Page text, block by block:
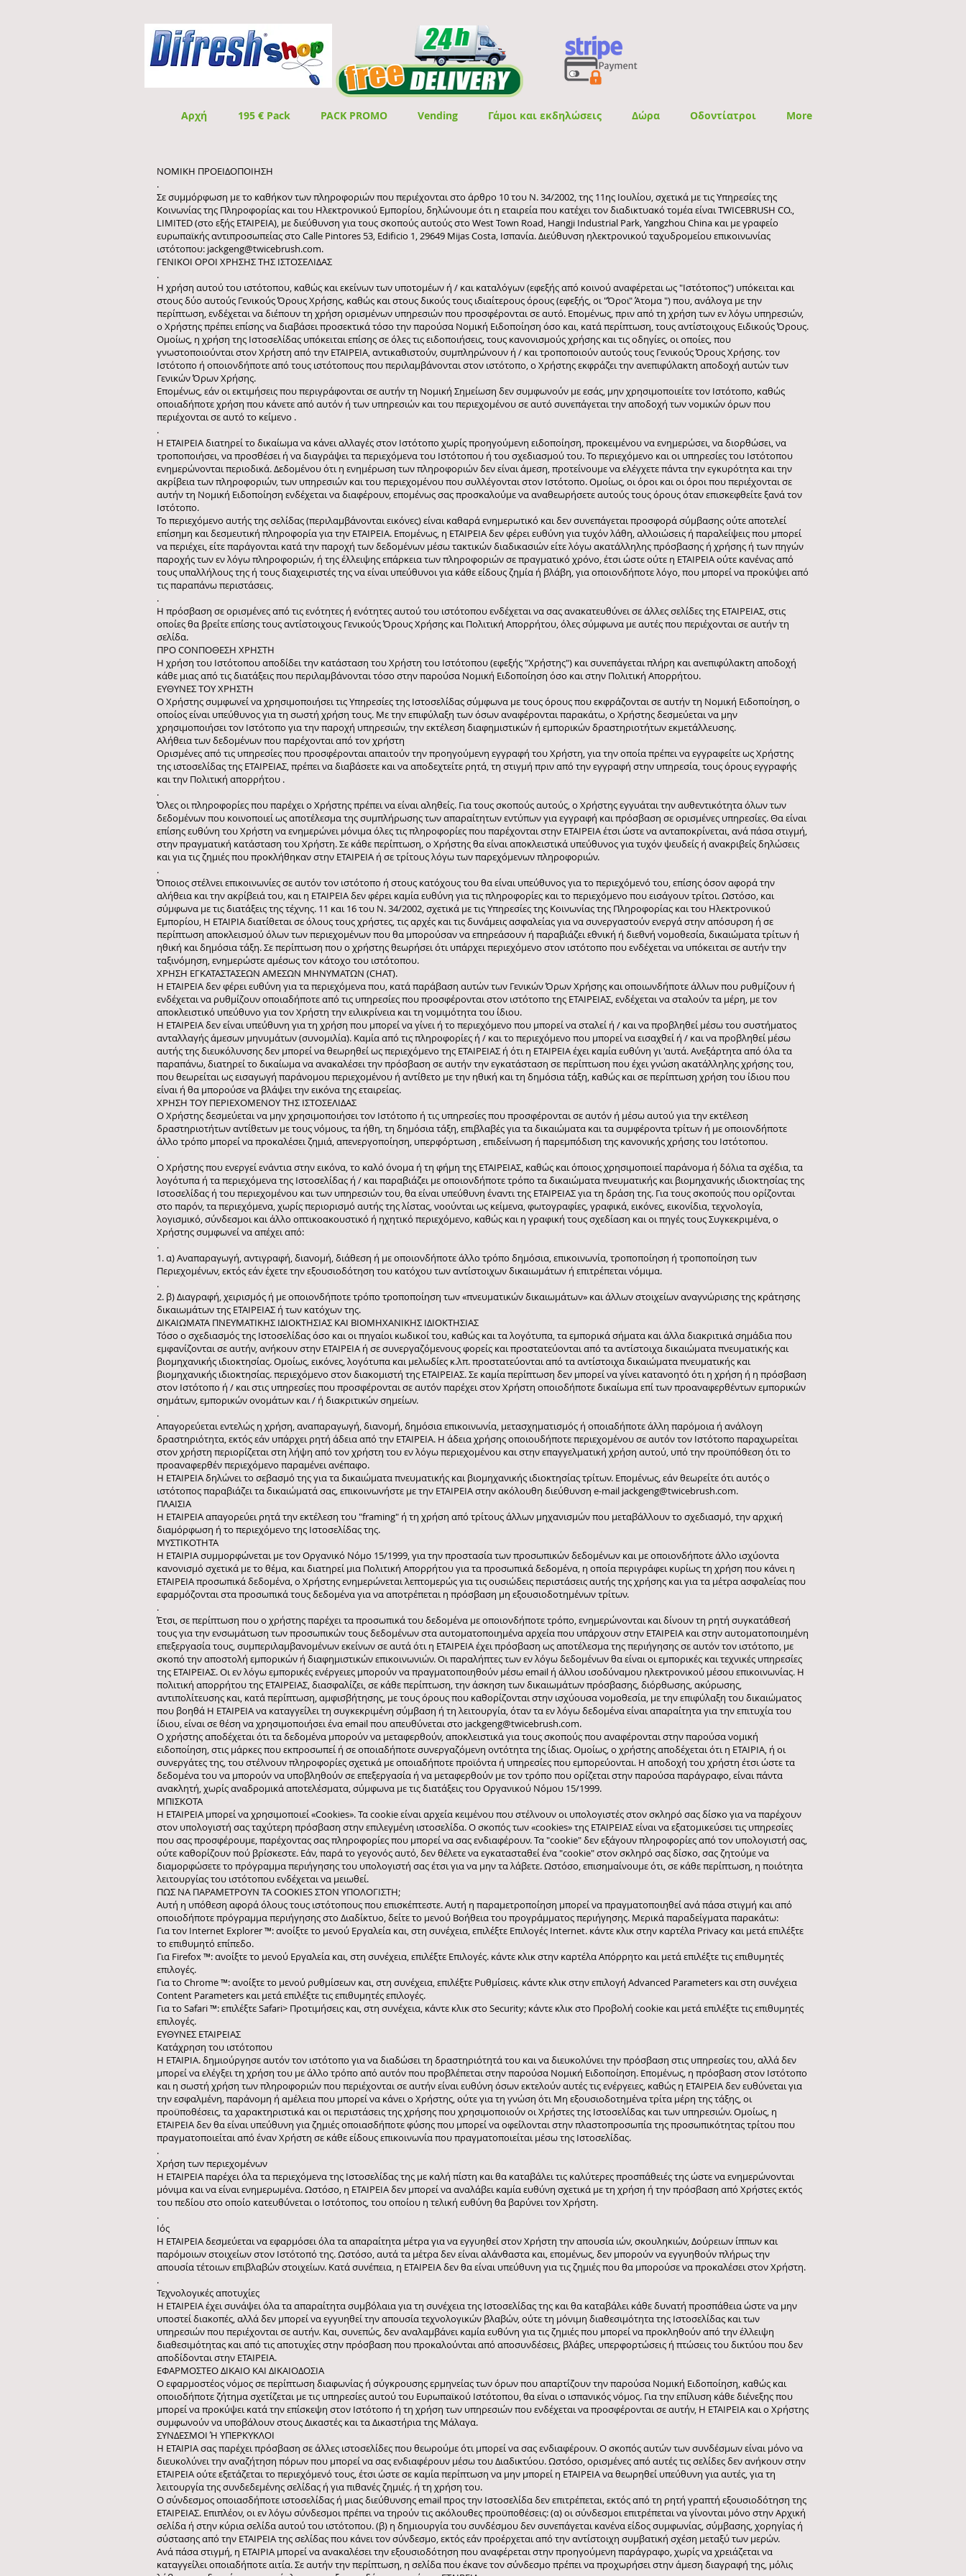
Αρχή 195 € Pack PACK PROMO Vending Γάμοι και εκδηλώσεις Δώρα Οδοντίατροι More
ΝΟΜΙΚΗ ΠΡΟΕΙΔΟΠΟΙΗΣΗ
.
Σε συμμόρφωση με το καθήκον των πληροφοριών που περιέχονται στο άρθρο 10 του Ν. 34/2002, της 11ης Ιουλίου, σχετικά με τις Υπηρεσίες της
Κοινωνίας της Πληροφορίας και του Ηλεκτρονικού Εμπορίου, δηλώνουμε ότι η εταιρεία που κατέχει τον διαδικτυακό τομέα είναι TWICEBRUSH CO.,
LIMITED (στο εξής ΕΤΑΙΡΕΙΑ), με διεύθυνση για τους σκοπούς αυτούς στο West Town Road, Hangji Industrial Park, Yangzhou China και με γραφείο
ευρωπαϊκής αντιπροσωπείας στο Calle Pintores 53, Edificio 1, 29649 Mijas Costa, Ισπανία. Διεύθυνση ηλεκτρονικού ταχυδρομείου επικοινωνίας
ιστότοπου: jackgeng@twicebrush.com.
ΓΕΝΙΚΟΙ ΟΡΟΙ ΧΡΗΣΗΣ ΤΗΣ ΙΣΤΟΣΕΛΙΔΑΣ
.
Η χρήση αυτού του ιστότοπου, καθώς και εκείνων των υποτομέων ή / και καταλόγων (εφεξής από κοινού αναφέρεται ως "Ιστότοπος") υπόκειται και
στους δύο αυτούς Γενικούς Όρους Χρήσης, καθώς και στους δικούς τους ιδιαίτερους όρους (εφεξής, οι "Όροι" Άτομα ") που, ανάλογα με την
περίπτωση, ενδέχεται να διέπουν τη χρήση ορισμένων υπηρεσιών που προσφέρονται σε αυτό. Επομένως, πριν από τη χρήση των εν λόγω υπηρεσιών,
ο Χρήστης πρέπει επίσης να διαβάσει προσεκτικά τόσο την παρούσα Νομική Ειδοποίηση όσο και, κατά περίπτωση, τους αντίστοιχους Ειδικούς Όρους.
Ομοίως, η χρήση της Ιστοσελίδας υπόκειται επίσης σε όλες τις ειδοποιήσεις, τους κανονισμούς χρήσης και τις οδηγίες, οι οποίες, που
γνωστοποιούνται στον Χρήστη από την ΕΤΑΙΡΕΙΑ, αντικαθιστούν, συμπληρώνουν ή / και τροποποιούν αυτούς τους Γενικούς Όρους Χρήσης. τον
Ιστότοπο ή οποιονδήποτε από τους ιστότοπους που περιλαμβάνονται στον ιστότοπο, ο Χρήστης εκφράζει την ανεπιφύλακτη αποδοχή αυτών των
Γενικών Όρων Χρήσης.
Επομένως, εάν οι εκτιμήσεις που περιγράφονται σε αυτήν τη Νομική Σημείωση δεν συμφωνούν με εσάς, μην χρησιμοποιείτε τον Ιστότοπο, καθώς
οποιαδήποτε χρήση που κάνετε από αυτόν ή των υπηρεσιών και του περιεχομένου σε αυτό συνεπάγεται την αποδοχή των νομικών όρων που
περιέχονται σε αυτό το κείμενο .
.
Η ΕΤΑΙΡΕΙΑ διατηρεί το δικαίωμα να κάνει αλλαγές στον Ιστότοπο χωρίς προηγούμενη ειδοποίηση, προκειμένου να ενημερώσει, να διορθώσει, να
τροποποιήσει, να προσθέσει ή να διαγράψει τα περιεχόμενα του Ιστότοπου ή του σχεδιασμού του. Το περιεχόμενο και οι υπηρεσίες του Ιστότοπου
ενημερώνονται περιοδικά. Δεδομένου ότι η ενημέρωση των πληροφοριών δεν είναι άμεση, προτείνουμε να ελέγχετε πάντα την εγκυρότητα και την
ακρίβεια των πληροφοριών, των υπηρεσιών και του περιεχομένου που συλλέγονται στον Ιστότοπο. Ομοίως, οι όροι και οι όροι που περιέχονται σε
αυτήν τη Νομική Ειδοποίηση ενδέχεται να διαφέρουν, επομένως σας προσκαλούμε να αναθεωρήσετε αυτούς τους όρους όταν επισκεφθείτε ξανά τον
Ιστότοπο.
Το περιεχόμενο αυτής της σελίδας (περιλαμβάνονται εικόνες) είναι καθαρά ενημερωτικό και δεν συνεπάγεται προσφορά σύμβασης ούτε αποτελεί
επίσημη και δεσμευτική πληροφορία για την ΕΤΑΙΡΕΙΑ. Επομένως, η ΕΤΑΙΡΕΙΑ δεν φέρει ευθύνη για τυχόν λάθη, αλλοιώσεις ή παραλείψεις που μπορεί
να περιέχει, είτε παράγονται κατά την παροχή των δεδομένων μέσω τακτικών διαδικασιών είτε λόγω ακατάλληλης πρόσβασης ή χρήσης ή των πηγών
παροχής των εν λόγω πληροφοριών, ή της έλλειψης επάρκεια των πληροφοριών σε πραγματικό χρόνο, έτσι ώστε ούτε η ΕΤΑΙΡΕΙΑ ούτε κανένας από
τους υπαλλήλους της ή τους διαχειριστές της να είναι υπεύθυνοι για κάθε είδους ζημία ή βλάβη, για οποιονδήποτε λόγο, που μπορεί να προκύψει από
τις παραπάνω περιστάσεις.
.
Η πρόσβαση σε ορισμένες από τις ενότητες ή ενότητες αυτού του ιστότοπου ενδέχεται να σας ανακατευθύνει σε άλλες σελίδες της ΕΤΑΙΡΕΙΑΣ, στις
οποίες θα βρείτε επίσης τους αντίστοιχους Γενικούς Όρους Χρήσης και Πολιτική Απορρήτου, όλες σύμφωνα με αυτές που περιέχονται σε αυτήν τη
σελίδα.
ΠΡΟ CONΠΟΘΕΣΗ ΧΡΗΣΤΗ
Η χρήση του Ιστότοπου αποδίδει την κατάσταση του Χρήστη του Ιστότοπου (εφεξής "Χρήστης") και συνεπάγεται πλήρη και ανεπιφύλακτη αποδοχή
κάθε μιας από τις διατάξεις που περιλαμβάνονται τόσο στην παρούσα Νομική Ειδοποίηση όσο και στην Πολιτική Απορρήτου.
ΕΥΘΥΝΕΣ ΤΟΥ ΧΡΗΣΤΗ
Ο Χρήστης συμφωνεί να χρησιμοποιήσει τις Υπηρεσίες της Ιστοσελίδας σύμφωνα με τους όρους που εκφράζονται σε αυτήν τη Νομική Ειδοποίηση, ο
οποίος είναι υπεύθυνος για τη σωστή χρήση τους. Με την επιφύλαξη των όσων αναφέρονται παρακάτω, ο Χρήστης δεσμεύεται να μην
χρησιμοποιήσει τον Ιστότοπο για την παροχή υπηρεσιών, την εκτέλεση διαφημιστικών ή εμπορικών δραστηριοτήτων εκμετάλλευσης.
Αλήθεια των δεδομένων που παρέχονται από τον χρήστη
Ορισμένες από τις υπηρεσίες που προσφέρονται απαιτούν την προηγούμενη εγγραφή του Χρήστη, για την οποία πρέπει να εγγραφείτε ως Χρήστης
της ιστοσελίδας της ΕΤΑΙΡΕΙΑΣ, πρέπει να διαβάσετε και να αποδεχτείτε ρητά, τη στιγμή πριν από την εγγραφή στην υπηρεσία, τους όρους εγγραφής
και την Πολιτική απορρήτου .
.
Όλες οι πληροφορίες που παρέχει ο Χρήστης πρέπει να είναι αληθείς. Για τους σκοπούς αυτούς, ο Χρήστης εγγυάται την αυθεντικότητα όλων των
δεδομένων που κοινοποιεί ως αποτέλεσμα της συμπλήρωσης των απαραίτητων εντύπων για εγγραφή και πρόσβαση σε ορισμένες υπηρεσίες. Θα είναι
επίσης ευθύνη του Χρήστη να ενημερώνει μόνιμα όλες τις πληροφορίες που παρέχονται στην ΕΤΑΙΡΕΙΑ έτσι ώστε να ανταποκρίνεται, ανά πάσα στιγμή,
στην πραγματική κατάσταση του Χρήστη. Σε κάθε περίπτωση, ο Χρήστης θα είναι αποκλειστικά υπεύθυνος για τυχόν ψευδείς ή ανακριβείς δηλώσεις
και για τις ζημιές που προκλήθηκαν στην ΕΤΑΙΡΕΙΑ ή σε τρίτους λόγω των παρεχόμενων πληροφοριών.
.
Όποιος στέλνει επικοινωνίες σε αυτόν τον ιστότοπο ή στους κατόχους του θα είναι υπεύθυνος για το περιεχόμενό του, επίσης όσον αφορά την
αλήθεια και την ακρίβειά του, και η ΕΤΑΙΡΕΙΑ δεν φέρει καμία ευθύνη για τις πληροφορίες και το περιεχόμενο που εισάγουν τρίτοι. Ωστόσο, και
σύμφωνα με τις διατάξεις της τέχνης. 11 και 16 του Ν. 34/2002, σχετικά με τις Υπηρεσίες της Κοινωνίας της Πληροφορίας και του Ηλεκτρονικού
Εμπορίου, Η ΕΤΑΙΡΙΑ διατίθεται σε όλους τους χρήστες, τις αρχές και τις δυνάμεις ασφαλείας για να συνεργαστούν ενεργά στην απόσυρση ή σε
περίπτωση αποκλεισμού όλων των περιεχομένων που θα μπορούσαν να επηρεάσουν ή παραβιάζει εθνική ή διεθνή νομοθεσία, δικαιώματα τρίτων ή
ηθική και δημόσια τάξη. Σε περίπτωση που ο χρήστης θεωρήσει ότι υπάρχει περιεχόμενο στον ιστότοπο που ενδέχεται να υπόκειται σε αυτήν την
ταξινόμηση, ενημερώστε αμέσως τον κάτοχο του ιστότοπου.
ΧΡΗΣΗ ΕΓΚΑΤΑΣΤΑΣΕΩΝ ΑΜΕΣΩΝ ΜΗΝΥΜΑΤΩΝ (CHAT).
Η ΕΤΑΙΡΕΙΑ δεν φέρει ευθύνη για τα περιεχόμενα που, κατά παράβαση αυτών των Γενικών Όρων Χρήσης και οποιωνδήποτε άλλων που ρυθμίζουν ή
ενδέχεται να ρυθμίζουν οποιαδήποτε από τις υπηρεσίες που προσφέρονται στον ιστότοπο της ΕΤΑΙΡΕΙΑΣ, ενδέχεται να σταλούν τα μέρη, με τον
αποκλειστικό υπεύθυνο για τον Χρήστη την ειλικρίνεια και τη νομιμότητα του ίδιου.
Η ΕΤΑΙΡΕΙΑ δεν είναι υπεύθυνη για τη χρήση που μπορεί να γίνει ή το περιεχόμενο που μπορεί να σταλεί ή / και να προβληθεί μέσω του συστήματος
ανταλλαγής άμεσων μηνυμάτων (συνομιλία). Καμία από τις πληροφορίες ή / και το περιεχόμενο που μπορεί να εισαχθεί ή / και να προβληθεί μέσω
αυτής της διευκόλυνσης δεν μπορεί να θεωρηθεί ως περιεχόμενο της ΕΤΑΙΡΕΙΑΣ ή ότι η ΕΤΑΙΡΕΙΑ έχει καμία ευθύνη γι 'αυτά. Ανεξάρτητα από όλα τα
παραπάνω, διατηρεί το δικαίωμα να ανακαλέσει την πρόσβαση σε αυτήν την εγκατάσταση σε περίπτωση που έχει γνώση ακατάλληλης χρήσης του,
που θεωρείται ως εισαγωγή παράνομου περιεχομένου ή αντίθετο με την ηθική και τη δημόσια τάξη, καθώς και σε περίπτωση χρήση του ίδιου που
είναι ή θα μπορούσε να βλάψει την εικόνα της εταιρείας.
ΧΡΗΣΗ ΤΟΥ ΠΕΡΙΕΧΟΜΕΝΟΥ ΤΗΣ ΙΣΤΟΣΕΛΙΔΑΣ
Ο Χρήστης δεσμεύεται να μην χρησιμοποιήσει τον Ιστότοπο ή τις υπηρεσίες που προσφέρονται σε αυτόν ή μέσω αυτού για την εκτέλεση
δραστηριοτήτων αντίθετων με τους νόμους, τα ήθη, τη δημόσια τάξη, επιβλαβές για τα δικαιώματα και τα συμφέροντα τρίτων ή με οποιονδήποτε
άλλο τρόπο μπορεί να προκαλέσει ζημιά, απενεργοποίηση, υπερφόρτωση , επιδείνωση ή παρεμπόδιση της κανονικής χρήσης του Ιστότοπου.
.
Ο Χρήστης που ενεργεί ενάντια στην εικόνα, το καλό όνομα ή τη φήμη της ΕΤΑΙΡΕΙΑΣ, καθώς και όποιος χρησιμοποιεί παράνομα ή δόλια τα σχέδια, τα
λογότυπα ή τα περιεχόμενα της Ιστοσελίδας ή / και παραβιάζει με οποιονδήποτε τρόπο τα δικαιώματα πνευματικής και βιομηχανικής ιδιοκτησίας της
Ιστοσελίδας ή του περιεχομένου και των υπηρεσιών του, θα είναι υπεύθυνη έναντι της ΕΤΑΙΡΕΙΑΣ για τη δράση της. Για τους σκοπούς που ορίζονται
στο παρόν, τα περιεχόμενα, χωρίς περιορισμό αυτής της λίστας, νοούνται ως κείμενα, φωτογραφίες, γραφικά, εικόνες, εικονίδια, τεχνολογία,
λογισμικό, σύνδεσμοι και άλλο οπτικοακουστικό ή ηχητικό περιεχόμενο, καθώς και η γραφική τους σχεδίαση και οι πηγές τους Συγκεκριμένα, ο
Χρήστης συμφωνεί να απέχει από:
.
1. α) Αναπαραγωγή, αντιγραφή, διανομή, διάθεση ή με οποιονδήποτε άλλο τρόπο δημόσια, επικοινωνία, τροποποίηση ή τροποποίηση των
Περιεχομένων, εκτός εάν έχετε την εξουσιοδότηση του κατόχου των αντίστοιχων δικαιωμάτων ή επιτρέπεται νόμιμα.
.
2. β) Διαγραφή, χειρισμός ή με οποιονδήποτε τρόπο τροποποίηση των «πνευματικών δικαιωμάτων» και άλλων στοιχείων αναγνώρισης της κράτησης
δικαιωμάτων της ΕΤΑΙΡΕΙΑΣ ή των κατόχων της.
ΔΙΚΑΙΩΜΑΤΑ ΠΝΕΥΜΑΤΙΚΗΣ ΙΔΙΟΚΤΗΣΙΑΣ ΚΑΙ ΒΙΟΜΗΧΑΝΙΚΗΣ ΙΔΙΟΚΤΗΣΙΑΣ
Τόσο ο σχεδιασμός της Ιστοσελίδας όσο και οι πηγαίοι κωδικοί του, καθώς και τα λογότυπα, τα εμπορικά σήματα και άλλα διακριτικά σημάδια που
εμφανίζονται σε αυτήν, ανήκουν στην ΕΤΑΙΡΕΙΑ ή σε συνεργαζόμενους φορείς και προστατεύονται από τα αντίστοιχα δικαιώματα πνευματικής και
βιομηχανικής ιδιοκτησίας. Ομοίως, εικόνες, λογότυπα και μελωδίες κ.λπ. προστατεύονται από τα αντίστοιχα δικαιώματα πνευματικής και
βιομηχανικής ιδιοκτησίας. περιεχόμενο στον διακομιστή της ΕΤΑΙΡΕΙΑΣ. Σε καμία περίπτωση δεν μπορεί να γίνει κατανοητό ότι η χρήση ή η πρόσβαση
στον Ιστότοπο ή / και στις υπηρεσίες που προσφέρονται σε αυτόν παρέχει στον Χρήστη οποιοδήποτε δικαίωμα επί των προαναφερθέντων εμπορικών
σημάτων, εμπορικών ονομάτων και / ή διακριτικών σημείων.
.
Απαγορεύεται εντελώς η χρήση, αναπαραγωγή, διανομή, δημόσια επικοινωνία, μετασχηματισμός ή οποιαδήποτε άλλη παρόμοια ή ανάλογη
δραστηριότητα, εκτός εάν υπάρχει ρητή άδεια από την ΕΤΑΙΡΕΙΑ. Η άδεια χρήσης οποιουδήποτε περιεχομένου σε αυτόν τον Ιστότοπο παραχωρείται
στον χρήστη περιορίζεται στη λήψη από τον χρήστη του εν λόγω περιεχομένου και στην επαγγελματική χρήση αυτού, υπό την προϋπόθεση ότι το
προαναφερθέν περιεχόμενο παραμένει ανέπαφο.
Η ΕΤΑΙΡΕΙΑ δηλώνει το σεβασμό της για τα δικαιώματα πνευματικής και βιομηχανικής ιδιοκτησίας τρίτων. Επομένως, εάν θεωρείτε ότι αυτός ο
ιστότοπος παραβιάζει τα δικαιώματά σας, επικοινωνήστε με την ΕΤΑΙΡΕΙΑ στην ακόλουθη διεύθυνση e-mail jackgeng@twicebrush.com.
ΠΛΑΙΣΙΑ
Η ΕΤΑΙΡΕΙΑ απαγορεύει ρητά την εκτέλεση του "framing" ή τη χρήση από τρίτους άλλων μηχανισμών που μεταβάλλουν το σχεδιασμό, την αρχική
διαμόρφωση ή το περιεχόμενο της Ιστοσελίδας της.
ΜΥΣΤΙΚΟΤΗΤΑ
Η ΕΤΑΙΡΙΑ συμμορφώνεται με τον Οργανικό Νόμο 15/1999, για την προστασία των προσωπικών δεδομένων και με οποιονδήποτε άλλο ισχύοντα
κανονισμό σχετικά με το θέμα, και διατηρεί μια Πολιτική Απορρήτου για τα προσωπικά δεδομένα, η οποία περιγράφει κυρίως τη χρήση που κάνει η
ΕΤΑΙΡΕΙΑ προσωπικά δεδομένα, ο Χρήστης ενημερώνεται λεπτομερώς για τις ουσιώδεις περιστάσεις αυτής της χρήσης και για τα μέτρα ασφαλείας που
εφαρμόζονται στα προσωπικά τους δεδομένα για να αποτρέπεται η πρόσβαση μη εξουσιοδοτημένων τρίτων.
.
Έτσι, σε περίπτωση που ο χρήστης παρέχει τα προσωπικά του δεδομένα με οποιονδήποτε τρόπο, ενημερώνονται και δίνουν τη ρητή συγκατάθεσή
τους για την ενσωμάτωση των προσωπικών τους δεδομένων στα αυτοματοποιημένα αρχεία που υπάρχουν στην ΕΤΑΙΡΕΙΑ και στην αυτοματοποιημένη
επεξεργασία τους, συμπεριλαμβανομένων εκείνων σε αυτά ότι η ΕΤΑΙΡΕΙΑ έχει πρόσβαση ως αποτέλεσμα της περιήγησης σε αυτόν τον ιστότοπο, με
σκοπό την αποστολή εμπορικών ή διαφημιστικών επικοινωνιών. Οι παραλήπτες των εν λόγω δεδομένων θα είναι οι εμπορικές και τεχνικές υπηρεσίες
της ΕΤΑΙΡΕΙΑΣ. Οι εν λόγω εμπορικές ενέργειες μπορούν να πραγματοποιηθούν μέσω email ή άλλου ισοδύναμου ηλεκτρονικού μέσου επικοινωνίας. Η
πολιτική απορρήτου της ΕΤΑΙΡΕΙΑΣ, διασφαλίζει, σε κάθε περίπτωση, την άσκηση των δικαιωμάτων πρόσβασης, διόρθωσης, ακύρωσης,
αντιπολίτευσης και, κατά περίπτωση, αμφισβήτησης, με τους όρους που καθορίζονται στην ισχύουσα νομοθεσία, με την επιφύλαξη του δικαιώματος
που βοηθά Η ΕΤΑΙΡΕΙΑ να καταγγείλει τη συγκεκριμένη σύμβαση ή τη λειτουργία, όταν τα εν λόγω δεδομένα είναι απαραίτητα για την επιτυχία του
ίδιου, είναι σε θέση να χρησιμοποιήσει ένα email που απευθύνεται στο jackgeng@twicebrush.com.
Ο χρήστης αποδέχεται ότι τα δεδομένα μπορούν να μεταφερθούν, αποκλειστικά για τους σκοπούς που αναφέρονται στην παρούσα νομική
ειδοποίηση, στις μάρκες που εκπροσωπεί ή σε οποιαδήποτε συνεργαζόμενη οντότητα της ίδιας. Ομοίως, ο χρήστης αποδέχεται ότι η ΕΤΑΙΡΙΑ, ή οι
συνεργάτες της, του στέλνουν πληροφορίες σχετικά με οποιαδήποτε προϊόντα ή υπηρεσίες που εμπορεύονται. Η αποδοχή του χρήστη έτσι ώστε τα
δεδομένα του να μπορούν να υποβληθούν σε επεξεργασία ή να μεταφερθούν με τον τρόπο που ορίζεται στην παρούσα παράγραφο, είναι πάντα
ανακλητή, χωρίς αναδρομικά αποτελέσματα, σύμφωνα με τις διατάξεις του Οργανικού Νόμου 15/1999.
ΜΠΙΣΚΟΤΑ
Η ΕΤΑΙΡΕΙΑ μπορεί να χρησιμοποιεί «Cookies». Τα cookie είναι αρχεία κειμένου που στέλνουν οι υπολογιστές στον σκληρό σας δίσκο για να παρέχουν
στον υπολογιστή σας ταχύτερη πρόσβαση στην επιλεγμένη ιστοσελίδα. Ο σκοπός των «cookies» της ΕΤΑΙΡΕΙΑΣ είναι να εξατομικεύσει τις υπηρεσίες
που σας προσφέρουμε, παρέχοντας σας πληροφορίες που μπορεί να σας ενδιαφέρουν. Τα "cookie" δεν εξάγουν πληροφορίες από τον υπολογιστή σας,
ούτε καθορίζουν πού βρίσκεστε. Εάν, παρά το γεγονός αυτό, δεν θέλετε να εγκατασταθεί ένα "cookie" στον σκληρό σας δίσκο, σας ζητούμε να
διαμορφώσετε το πρόγραμμα περιήγησης του υπολογιστή σας έτσι για να μην τα λάβετε. Ωστόσο, επισημαίνουμε ότι, σε κάθε περίπτωση, η ποιότητα
λειτουργίας του ιστότοπου ενδέχεται να μειωθεί.
ΠΩΣ ΝΑ ΠΑΡΑΜΕΤΡΟΥΝ ΤΑ COOKIES ΣΤΟΝ ΥΠΟΛΟΓΙΣΤΗ;
Αυτή η υπόθεση αφορά όλους τους ιστότοπους που επισκέπτεστε. Αυτή η παραμετροποίηση μπορεί να πραγματοποιηθεί ανά πάσα στιγμή και από
οποιοδήποτε πρόγραμμα περιήγησης στο Διαδίκτυο, δείτε το μενού Βοήθεια του προγράμματος περιήγησης. Μερικά παραδείγματα παρακάτω:
Για τον Internet Explorer ™: ανοίξτε το μενού Εργαλεία και, στη συνέχεια, επιλέξτε Επιλογές Internet. κάντε κλικ στην καρτέλα Privacy και μετά επιλέξτε
το επιθυμητό επίπεδο.
Για Firefox ™: ανοίξτε το μενού Εργαλεία και, στη συνέχεια, επιλέξτε Επιλογές. κάντε κλικ στην καρτέλα Απόρρητο και μετά επιλέξτε τις επιθυμητές
επιλογές.
Για το Chrome ™: ανοίξτε το μενού ρυθμίσεων και, στη συνέχεια, επιλέξτε Ρυθμίσεις. κάντε κλικ στην επιλογή Advanced Parameters και στη συνέχεια
Content Parameters και μετά επιλέξτε τις επιθυμητές επιλογές.
Για το Safari ™: επιλέξτε Safari> Προτιμήσεις και, στη συνέχεια, κάντε κλικ στο Security; κάντε κλικ στο Προβολή cookie και μετά επιλέξτε τις επιθυμητές
επιλογές.
ΕΥΘΥΝΕΣ ΕΤΑΙΡΕΙΑΣ
Κατάχρηση του ιστότοπου
Η ΕΤΑΙΡΙΑ. δημιούργησε αυτόν τον ιστότοπο για να διαδώσει τη δραστηριότητά του και να διευκολύνει την πρόσβαση στις υπηρεσίες του, αλλά δεν
μπορεί να ελέγξει τη χρήση του με άλλο τρόπο από αυτόν που προβλέπεται στην παρούσα Νομική Ειδοποίηση. Επομένως, η πρόσβαση στον Ιστότοπο
και η σωστή χρήση των πληροφοριών που περιέχονται σε αυτήν είναι ευθύνη όσων εκτελούν αυτές τις ενέργειες, καθώς η ΕΤΑΙΡΕΙΑ δεν ευθύνεται για
την εσφαλμένη, παράνομη ή αμέλεια που μπορεί να κάνει ο Χρήστης, ούτε για τη γνώση ότι Μη εξουσιοδοτημένα τρίτα μέρη της τάξης, οι
προϋποθέσεις, τα χαρακτηριστικά και οι περιστάσεις της χρήσης που χρησιμοποιούν οι Χρήστες της Ιστοσελίδας και των υπηρεσιών. Ομοίως, η
ΕΤΑΙΡΕΙΑ δεν θα είναι υπεύθυνη για ζημιές οποιασδήποτε φύσης που μπορεί να οφείλονται στην πλαστοπροσωπία της προσωπικότητας τρίτου που
πραγματοποιείται από έναν Χρήστη σε κάθε είδους επικοινωνία που πραγματοποιείται μέσω της Ιστοσελίδας.
.
Χρήση των περιεχομένων
Η ΕΤΑΙΡΕΙΑ παρέχει όλα τα περιεχόμενα της Ιστοσελίδας της με καλή πίστη και θα καταβάλει τις καλύτερες προσπάθειές της ώστε να ενημερώνονται
μόνιμα και να είναι ενημερωμένα. Ωστόσο, η ΕΤΑΙΡΕΙΑ δεν μπορεί να αναλάβει καμία ευθύνη σχετικά με τη χρήση ή την πρόσβαση από Χρήστες εκτός
του πεδίου στο οποίο κατευθύνεται ο Ιστότοπος, του οποίου η τελική ευθύνη θα βαρύνει τον Χρήστη.
.
Ιός
Η ΕΤΑΙΡΕΙΑ δεσμεύεται να εφαρμόσει όλα τα απαραίτητα μέτρα για να εγγυηθεί στον Χρήστη την απουσία ιών, σκουληκιών, Δούρειων ίππων και
παρόμοιων στοιχείων στον Ιστότοπό της. Ωστόσο, αυτά τα μέτρα δεν είναι αλάνθαστα και, επομένως, δεν μπορούν να εγγυηθούν πλήρως την
απουσία τέτοιων επιβλαβών στοιχείων. Κατά συνέπεια, η ΕΤΑΙΡΕΙΑ δεν θα είναι υπεύθυνη για τις ζημιές που θα μπορούσε να προκαλέσει στον Χρήστη.
.
Τεχνολογικές αποτυχίες
Η ΕΤΑΙΡΕΙΑ έχει συνάψει όλα τα απαραίτητα συμβόλαια για τη συνέχεια της Ιστοσελίδας της και θα καταβάλει κάθε δυνατή προσπάθεια ώστε να μην
υποστεί διακοπές, αλλά δεν μπορεί να εγγυηθεί την απουσία τεχνολογικών βλαβών, ούτε τη μόνιμη διαθεσιμότητα της Ιστοσελίδας και των
υπηρεσιών που περιέχονται σε αυτήν. Και, συνεπώς, δεν αναλαμβάνει καμία ευθύνη για τις ζημιές που μπορεί να προκληθούν από την έλλειψη
διαθεσιμότητας και από τις αποτυχίες στην πρόσβαση που προκαλούνται από αποσυνδέσεις, βλάβες, υπερφορτώσεις ή πτώσεις του δικτύου που δεν
αποδίδονται στην ΕΤΑΙΡΕΙΑ.
ΕΦΑΡΜΟΣΤΕΟ ΔΙΚΑΙΟ ΚΑΙ ΔΙΚΑΙΟΔΟΣΙΑ
Ο εφαρμοστέος νόμος σε περίπτωση διαφωνίας ή σύγκρουσης ερμηνείας των όρων που απαρτίζουν την παρούσα Νομική Ειδοποίηση, καθώς και
οποιοδήποτε ζήτημα σχετίζεται με τις υπηρεσίες αυτού του Ευρωπαϊκού Ιστότοπου, θα είναι ο ισπανικός νόμος. Για την επίλυση κάθε διένεξης που
μπορεί να προκύψει κατά την επίσκεψη στον Ιστότοπο ή τη χρήση των υπηρεσιών που ενδέχεται να προσφέρονται σε αυτήν, Η ΕΤΑΙΡΕΙΑ και ο Χρήστης
συμφωνούν να υποβάλουν στους Δικαστές και τα Δικαστήρια της Μάλαγα.
ΣΥΝΔΕΣΜΟΙ Ή ΥΠΕΡΚΥΚΛΟΙ
Η ΕΤΑΙΡΙΑ σας παρέχει πρόσβαση σε άλλες ιστοσελίδες που θεωρούμε ότι μπορεί να σας ενδιαφέρουν. Ο σκοπός αυτών των συνδέσμων είναι μόνο να
διευκολύνει την αναζήτηση πόρων που μπορεί να σας ενδιαφέρουν μέσω του Διαδικτύου. Ωστόσο, ορισμένες από αυτές τις σελίδες δεν ανήκουν στην
ΕΤΑΙΡΕΙΑ ούτε εξετάζεται το περιεχόμενό τους, έτσι ώστε σε καμία περίπτωση να μην μπορεί η ΕΤΑΙΡΕΙΑ να θεωρηθεί υπεύθυνη για αυτές, για τη
λειτουργία της συνδεδεμένης σελίδας ή για πιθανές ζημιές. ή τη χρήση του.
Ο σύνδεσμος οποιασδήποτε ιστοσελίδας ή μιας διεύθυνσης email προς την Ιστοσελίδα δεν επιτρέπεται, εκτός από τη ρητή γραπτή εξουσιοδότηση της
ΕΤΑΙΡΕΙΑΣ. Επιπλέον, οι εν λόγω σύνδεσμοι πρέπει να τηρούν τις ακόλουθες προϋποθέσεις: (α) οι σύνδεσμοι επιτρέπεται να γίνονται μόνο στην Αρχική
σελίδα ή στην κύρια σελίδα αυτού του ιστότοπου. (β) η δημιουργία του συνδέσμου δεν συνεπάγεται κανένα είδος συμφωνίας, σύμβασης, χορηγίας ή
σύστασης από την ΕΤΑΙΡΕΙΑ της σελίδας που κάνει τον σύνδεσμο, εκτός εάν προέρχεται από την αντίστοιχη συμβατική σχέση μεταξύ των μερών.
Ανά πάσα στιγμή, η ΕΤΑΙΡΙΑ μπορεί να ανακαλέσει την εξουσιοδότηση που αναφέρεται στην προηγούμενη παράγραφο, χωρίς να χρειάζεται να
καταγγείλει οποιαδήποτε αιτία. Σε αυτήν την περίπτωση, η σελίδα που έκανε τον σύνδεσμο πρέπει να προχωρήσει στην άμεση διαγραφή της, μόλις